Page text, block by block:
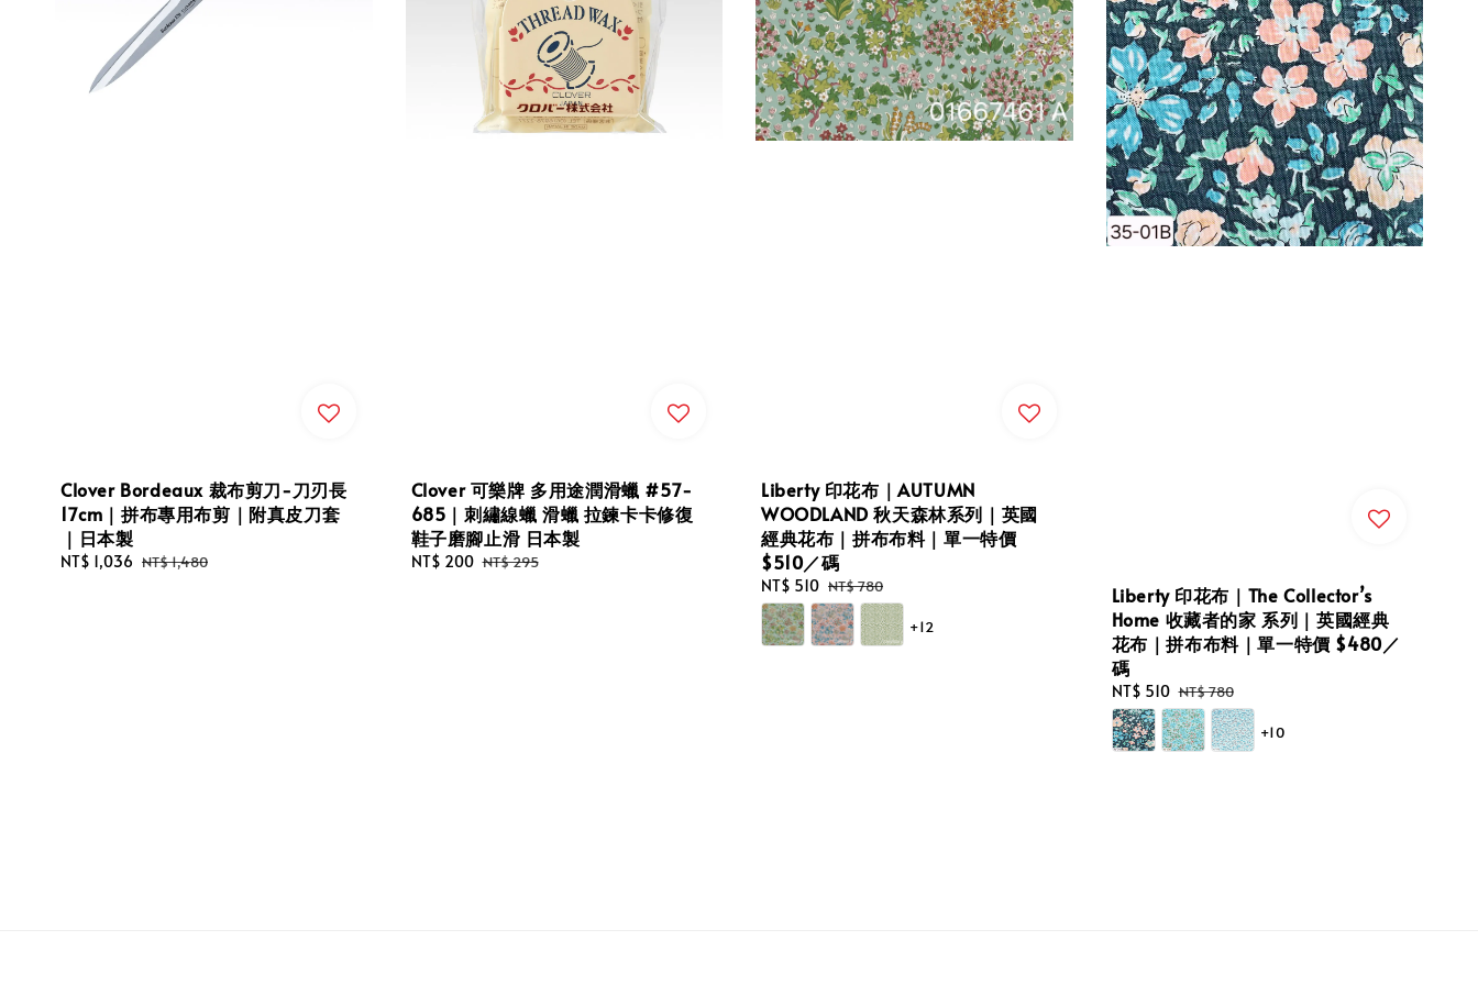
Clover Bordeaux 裁布剪刀-刀刃長
17cm｜拼布專用布剪｜附真皮刀套
｜日本製
Sale
NT$ 1,036 Regular
NT$ 1,480
Clover 可樂牌 多用途潤滑蠟 #57-
685｜刺繡線蠟 滑蠟 拉鍊卡卡修復
鞋子磨腳止滑 日本製
Sale
NT$ 200 Regular
NT$ 295
Liberty 印花布｜AUTUMN
WOODLAND 秋天森林系列｜英國
經典花布｜拼布布料｜單一特價
$510／碼
Sale
price
NT$ 510 Regular
price
NT$ 780
+12
Liberty 印花布｜The Collector’s
Home 收藏者的家 系列｜英國經典
花布｜拼布布料｜單一特價 $480／
碼
Sale
price
NT$ 510 Regular
price
NT$ 780
+10